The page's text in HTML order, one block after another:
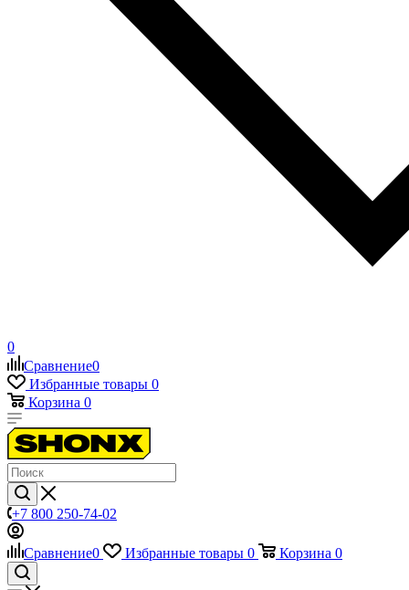
0
Сравнение0
Избранные товары 0
Корзина 0
+7 800 250-74-02
Сравнение0 Избранные товары 0 Корзина 0